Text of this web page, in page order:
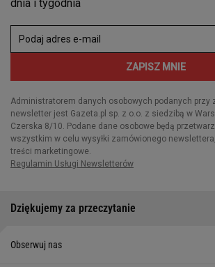
Dziękujemy za przeczytanie
Obserwuj nas